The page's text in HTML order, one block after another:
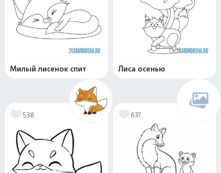
Милый лисенок спит Лиса осенью
538 637